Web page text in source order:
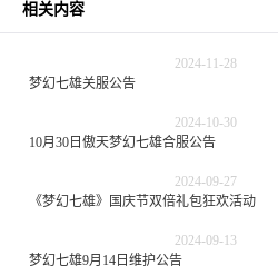
相关内容
2024-11-28
梦幻七雄关服公告
2024-10-30
10月30日傲天梦幻七雄合服公告
2024-09-27
《梦幻七雄》国庆节双倍礼包狂欢活动
2024-09-13
梦幻七雄9月14日维护公告